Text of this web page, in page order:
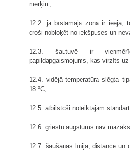
mērķim;
12.2. ja bīstamajā zonā ir ieeja,
droši nobloķēt no iekšpuses un
12.3. šautuvē ir
papildapgaismojums, kas virzīts uz
12.4. vidējā temperatūra slēgta
18 ºC;
12.5. atbilstoši noteiktajam
12.6. griestu augstums nav
12.7. šaušanas līnija, distance un